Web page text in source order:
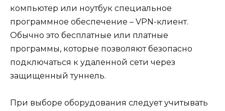
компьютер или ноутбук специальное
программное обеспечение – VPN-клиент.
Обычно это бесплатные или платные
программы, которые позволяют безопасно
подключаться к удаленной сети через
защищенный туннель.
При выборе оборудования следует учитывать